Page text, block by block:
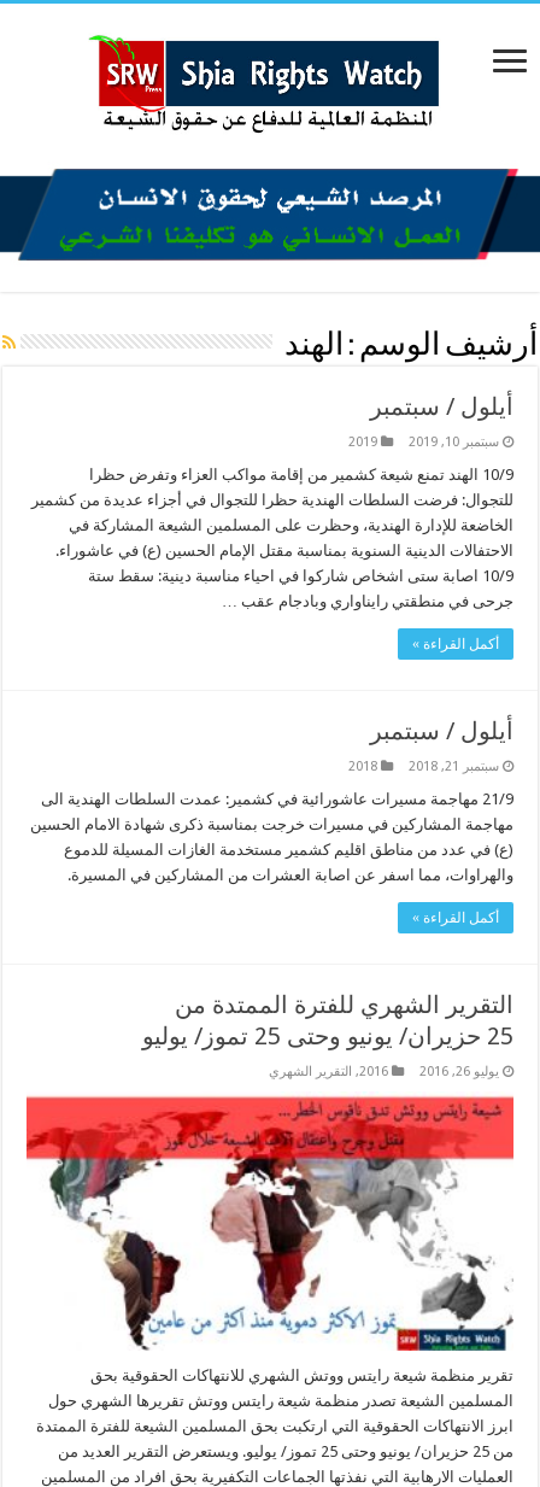
أرشيف الوسم : الهند
أيلول / سبتمبر
سبتمبر 10, 2019 2019
10/9 الهند تمنع شيعة كشمير من إقامة مواكب العزاء وتفرض حظرا
للتجوال: فرضت السلطات الهندية حظرا للتجوال في أجزاء عديدة من كشمير
الخاضعة للإدارة الهندية، وحظرت على المسلمين الشيعة المشاركة في
الاحتفالات الدينية السنوية بمناسبة مقتل الإمام الحسين (ع) في عاشوراء.
10/9 اصابة ستى اشخاص شاركوا في احياء مناسبة دينية: سقط ستة
جرحى في منطقتي رايناواري وبادجام عقب …
أكمل القراءة »
أيلول / سبتمبر
سبتمبر 21, 2018 2018
21/9 مهاجمة مسيرات عاشورائية في كشمير: عمدت السلطات الهندية الى
مهاجمة المشاركين في مسيرات خرجت بمناسبة ذكرى شهادة الامام الحسين
(ع) في عدد من مناطق اقليم كشمير مستخدمة الغازات المسيلة للدموع
والهراوات، مما اسفر عن اصابة العشرات من المشاركين في المسيرة.
أكمل القراءة »
التقرير الشهري للفترة الممتدة من
25 حزيران/ يونيو وحتى 25 تموز/ يوليو
يوليو 26, 2016 2016
, التقرير الشهري
تقرير منظمة شيعة رايتس ووتش الشهري للانتهاكات الحقوقية بحق
المسلمين الشيعة تصدر منظمة شيعة رايتس ووتش تقريرها الشهري حول
ابرز الانتهاكات الحقوقية التي ارتكبت بحق المسلمين الشيعة للفترة الممتدة
من 25 حزيران/ يونيو وحتى 25 تموز/ يوليو. ويستعرض التقرير العديد من
العمليات الارهابية التي نفذتها الجماعات التكفيرية بحق افراد من المسلمين